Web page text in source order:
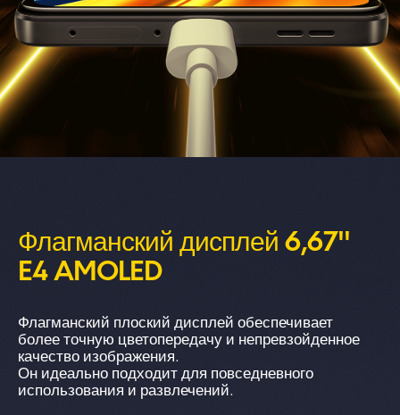
Флагманский дисплей 6,67''
E4 AMOLED
Флагманский плоский дисплей обеспечивает
более точную цветопередачу и непревзойденное
качество изображения.
Он идеально подходит для повседневного
использования и развлечений.